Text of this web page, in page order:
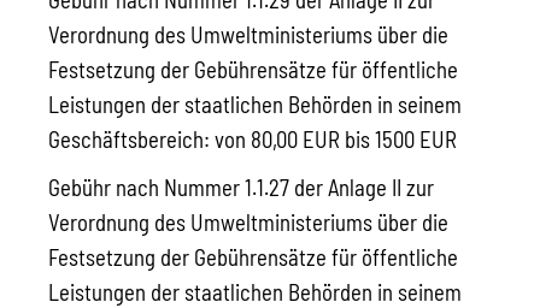
Verordnung des Umweltministeriums über die
Festsetzung der Gebührensätze für öffentliche
Leistungen der staatlichen Behörden in seinem
Geschäftsbereich: von 80,00 EUR bis 1500 EUR
Gebühr nach Nummer 1.1.27 der Anlage II zur
Verordnung des Umweltministeriums über die
Festsetzung der Gebührensätze für öffentliche
Leistungen der staatlichen Behörden in seinem